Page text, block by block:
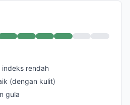
rendah
(dengan kulit)
gula